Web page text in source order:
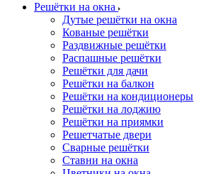
Решётки на окна
Дутые решётки на окна
Кованые решётки
Раздвижные решётки
Распашные решётки
Решётки для дачи
Решётки на балкон
Решётки на кондиционеры
Решётки на лоджию
Решётки на приямки
Решетчатые двери
Сварные решётки
Ставни на окна